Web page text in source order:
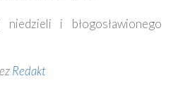
i błogosławionego
Redakt